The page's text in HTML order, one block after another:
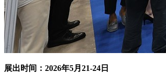
展出时间：2026年5月21-24 日